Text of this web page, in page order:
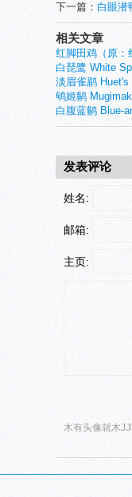
下一篇： 白眼潜
相关文章
红脚田鸡（原：
白琵鹭 White
淡眉雀鹛
鸲姬鹟
白腹蓝鹟 Blue-
发表评论
姓名:
邮箱:
主页:
木有头像就木